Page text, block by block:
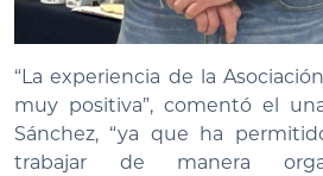
“La experiencia de la
muy positiva”, comentó el
Sánchez, “ya que ha
trabajar de manera